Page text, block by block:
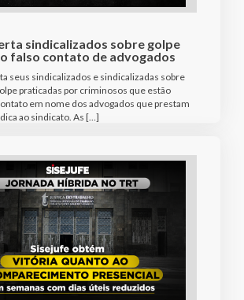
sindicalizados sobre golpe
falso contato de advogados
seus sindicalizados e sindicalizadas sobre
praticadas por criminosos que estão
em nome dos advogados que prestam
ao sindicato. As […]